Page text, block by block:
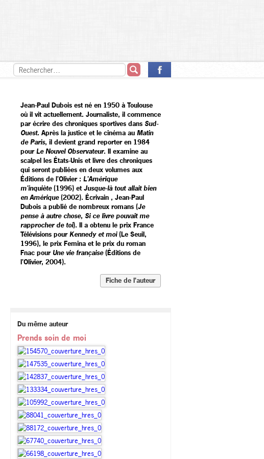
Jean-Paul Dubois est né en 1950 à Toulouse
où il vit actuellement. Journaliste, il commence
par écrire des chroniques sportives dans Sud-
Ouest. Après la justice et le cinéma au Matin
de Paris, il devient grand reporter en 1984
pourLe Nouvel Observateur. Il examine au
scalpel les États-Unis et livre des chroniques
qui seront publiées en deux volumes aux
Éditions de l'Olivier : L'Amérique
m'inquiète(1996) etJusque-là tout allait bien
en Amérique(2002). Écrivain , Jean-Paul
Dubois a publié de nombreux romans (Je
pense à autre chose, Si ce livre pouvait me
rapprocher de toi). Il a obtenu le prix France
Télévisions pourKennedy et moi(Le Seuil,
1996), le prix Femina et le prix du roman
Fnac pour Une vie française(Éditions de
l'Olivier, 2004).
Fiche de l’auteur
Du même auteur
Prends soin de moi